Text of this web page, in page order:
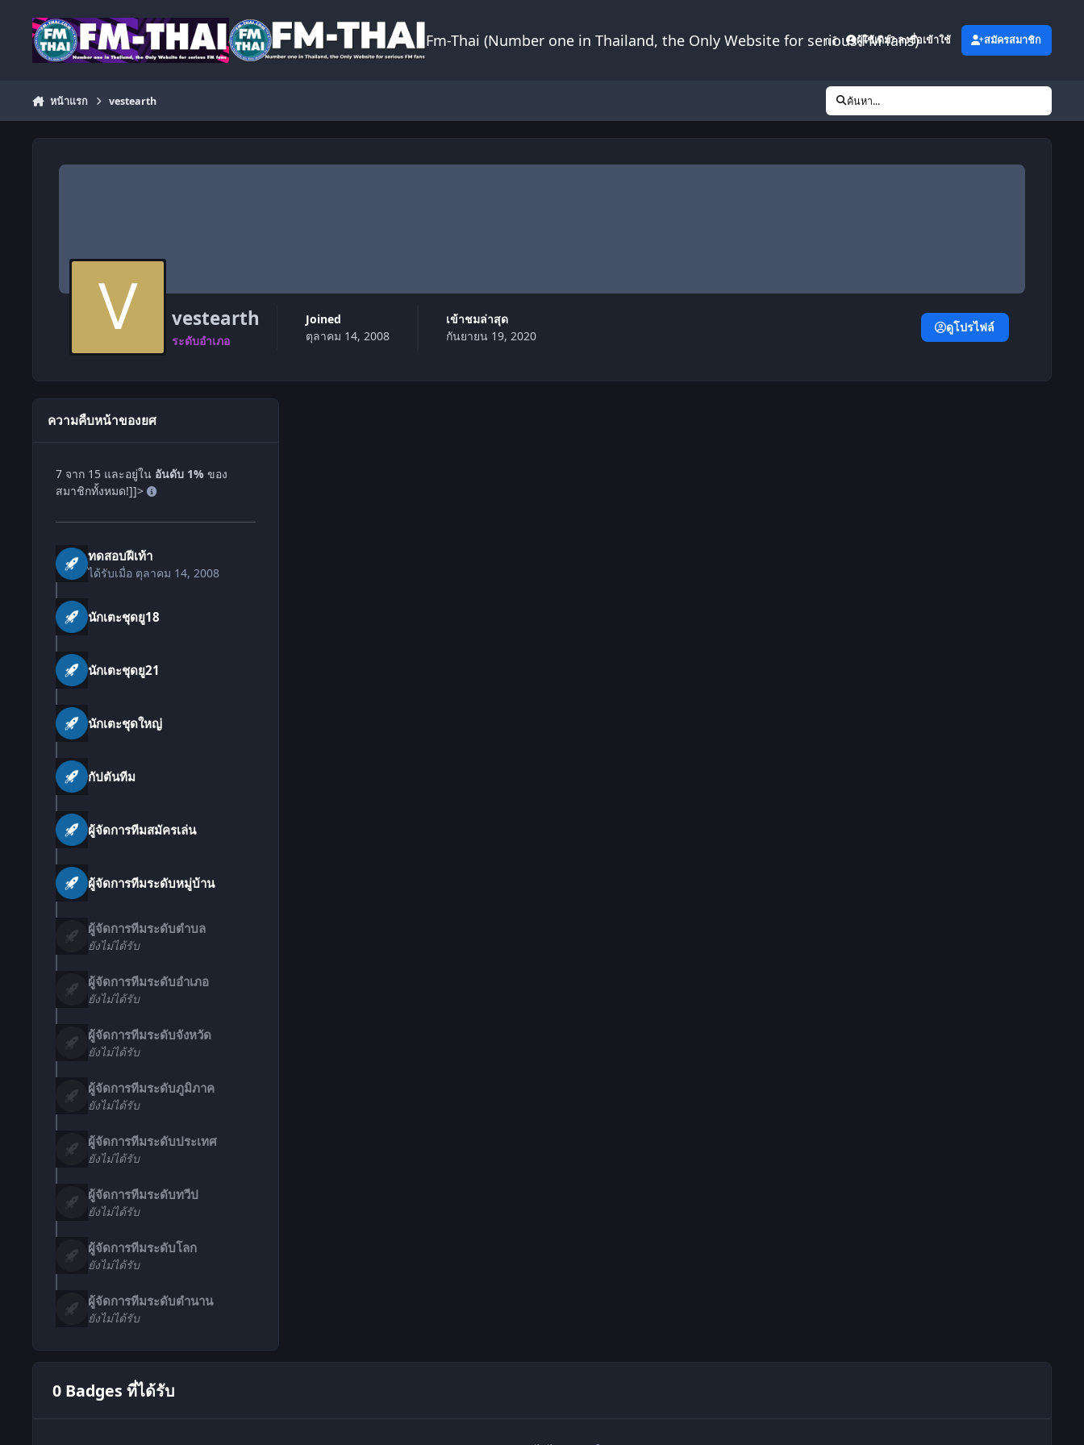
Fm-Thai (Number one in Thailand, the Only Website for serious FM fans)
เพิ่มเติม ผู้ใช้เดิม? ลงชื่อเข้าใช้ สมัครสมาชิก
หน้าแรก vestearth ค้นหา...
vestearth
ระดับอำเภอ
Joined
ตุลาคม 14, 2008
เข้าชมล่าสุด
กันยายน 19, 2020
ดูโปรไฟล์
ความคืบหน้าของยศ
7 จาก 15 และอยู่ใน อันดับ 1% ของ
สมาชิกทั้งหมด!]]>
ทดสอบฝีเท้า
ได้รับเมื่อ ตุลาคม 14, 2008
นักเตะชุดยู18
นักเตะชุดยู21
นักเตะชุดใหญ่
กัปตันทีม
ผู้จัดการทีมสมัครเล่น
ผู้จัดการทีมระดับหมู่บ้าน
ผู้จัดการทีมระดับตำบล
ยังไม่ได้รับ
ผู้จัดการทีมระดับอำเภอ
ยังไม่ได้รับ
ผู้จัดการทีมระดับจังหวัด
ยังไม่ได้รับ
ผู้จัดการทีมระดับภูมิภาค
ยังไม่ได้รับ
ผู้จัดการทีมระดับประเทศ
ยังไม่ได้รับ
ผู้จัดการทีมระดับทวีป
ยังไม่ได้รับ
ผู้จัดการทีมระดับโลก
ยังไม่ได้รับ
ผู้จัดการทีมระดับตำนาน
ยังไม่ได้รับ
0 Badges ที่ได้รับ